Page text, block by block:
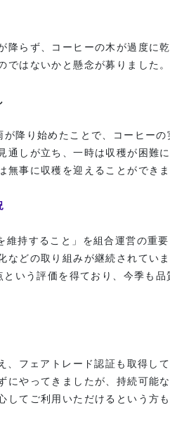
降らず、コーヒーの木が過度に
ではないかと懸念が募りました。
降り始めたことで、コーヒーの
通しが立ち、一時は収穫が困難
無事に収穫を迎えることができま
持すること」を組合運営の重
などの取り組みが継続されてい
いう評価を得ており、今季も品
フェアトレード認証も取得して
にやってきましたが、持続可能
してご利用いただけるという方